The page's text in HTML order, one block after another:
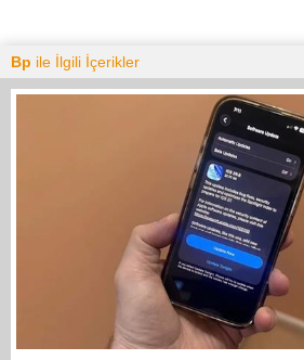
Bp ile İlgili İçerikler